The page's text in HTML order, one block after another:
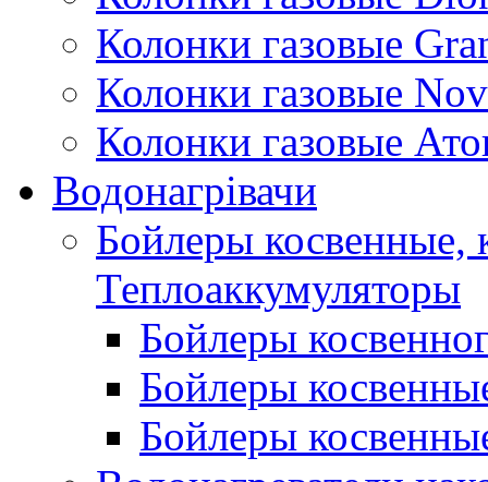
Колонки газовые
Колонки газовые
Колонки газовые
Водонагрівачи
Бойлеры косвенные,
Теплоаккумуляторы
Бойлеры
Бойлеры
Бойлеры